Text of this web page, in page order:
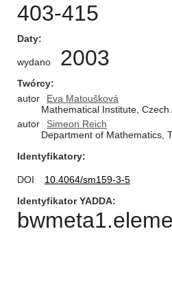
403-415
Daty
wydano 2003
Twórcy
autor
Eva Matoušková
Mathematical Institute,
autor
Simeon Reich
Department of Mathematics,
Identyfikatory
DOI
10.4064/sm159-3-5
Identyfikator YADDA